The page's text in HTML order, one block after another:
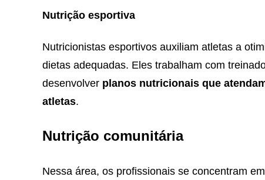
Nutrição esportiva
Nutricionistas esportivos auxiliam atletas a
dietas adequadas. Eles trabalham com
desenvolver planos nutricionais que
atletas.
Nutrição comunitária
Nessa área, os profissionais se concentram em